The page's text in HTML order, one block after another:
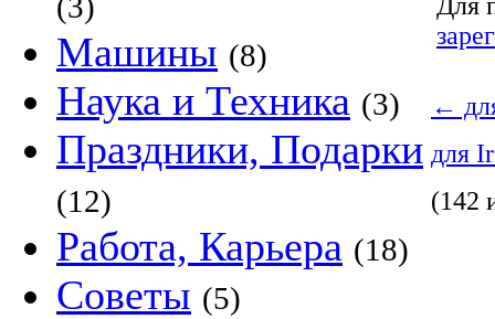
Машины (8)
Наука и Техника (3)
Праздники, Подарки
(12)
Работа, Карьера (18)
Советы (5)
←
для
(142